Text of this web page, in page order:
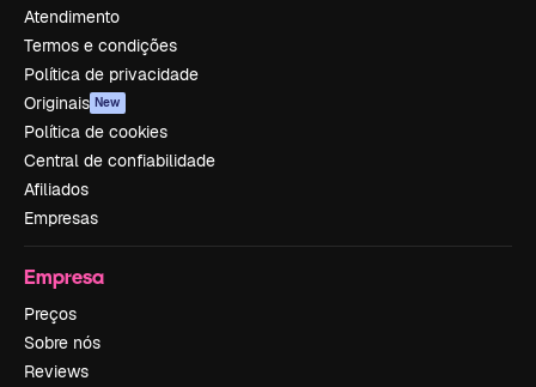
Atendimento
Termos e condições
Política de privacidade
Originais New
Política de cookies
Central de confiabilidade
Afiliados
Empresas
Empresa
Preços
Sobre nós
Reviews